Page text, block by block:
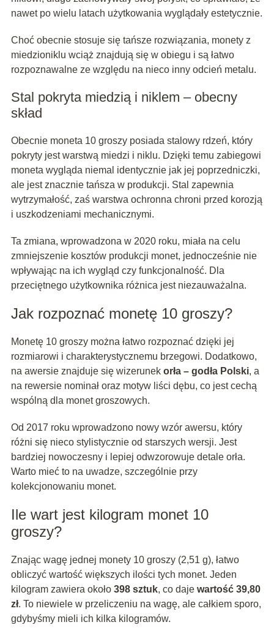
nawet po wielu latach użytkowania wyglądały estetycznie.
Choć obecnie stosuje się tańsze rozwiązania, monety z
miedzioniklu wciąż znajdują się w obiegu i są łatwo
rozpoznawalne ze względu na nieco inny odcień metalu.
Stal pokryta miedzią i niklem – obecny
skład
Obecnie moneta 10 groszy posiada stalowy rdzeń, który
pokryty jest warstwą miedzi i niklu. Dzięki temu zabiegowi
moneta wygląda niemal identycznie jak jej poprzedniczki,
ale jest znacznie tańsza w produkcji. Stal zapewnia
wytrzymałość, zaś warstwa ochronna chroni przed korozją
i uszkodzeniami mechanicznymi.
Ta zmiana, wprowadzona w 2020 roku, miała na celu
zmniejszenie kosztów produkcji monet, jednocześnie nie
wpływając na ich wygląd czy funkcjonalność. Dla
przeciętnego użytkownika różnica jest niezauważalna.
Jak rozpoznać monetę 10 groszy?
Monetę 10 groszy można łatwo rozpoznać dzięki jej
rozmiarowi i charakterystycznemu brzegowi. Dodatkowo,
na awersie znajduje się wizerunek orła – godła Polski, a
na rewersie nominał oraz motyw liści dębu, co jest cechą
wspólną dla monet groszowych.
Od 2017 roku wprowadzono nowy wzór awersu, który
różni się nieco stylistycznie od starszych wersji. Jest
bardziej nowoczesny i lepiej odwzorowuje detale orła.
Warto mieć to na uwadze, szczególnie przy
kolekcjonowaniu monet.
Ile wart jest kilogram monet 10
groszy?
Znając wagę jednej monety 10 groszy (2,51 g), łatwo
obliczyć wartość większych ilości tych monet. Jeden
kilogram zawiera około 398 sztuk, co daje wartość 39,80
zł. To niewiele w przeliczeniu na wagę, ale całkiem sporo,
gdybyśmy mieli ich kilka kilogramów.